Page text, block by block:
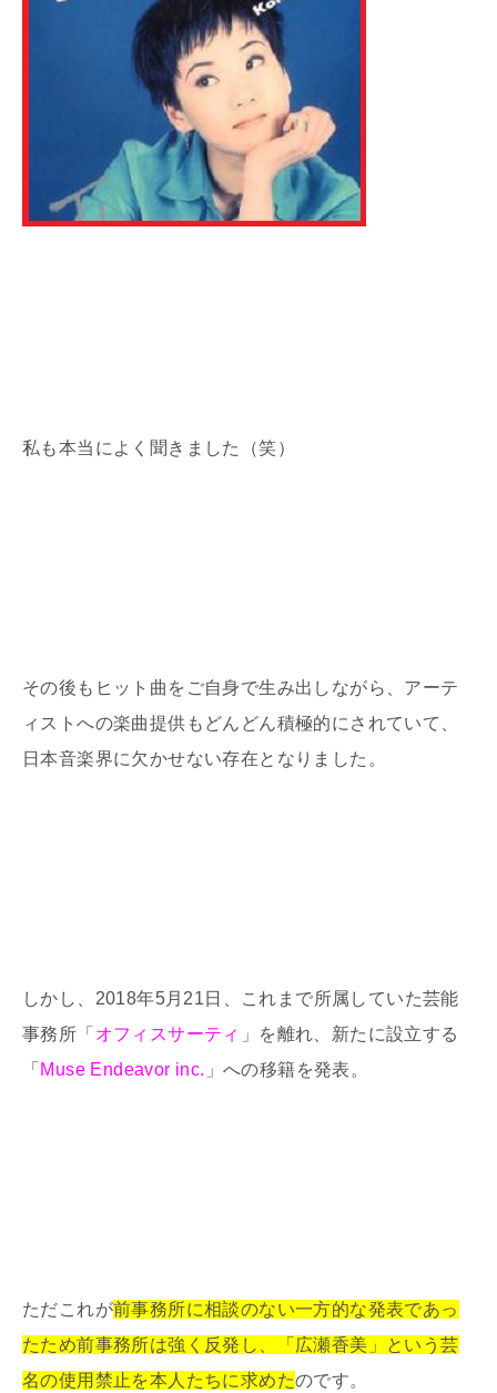
私も本当によく聞きました（笑）
その後もヒット曲をご自身で生み出しながら、アーテ
ィストへの楽曲提供もどんどん積極的にされていて、
日本音楽界に欠かせない存在となりました。
しかし、2018年5月21日、これまで所属していた芸能
事務所「 オフィスサーティ 」を離れ、新たに設立する
「 Muse Endeavor inc. 」への移籍を発表。
ただこれが前事務所に相談のない一方的な発表であっ
たため前事務所は強く反発し、「広瀬香美」という芸
名の使用禁止を本人たちに求めたのです。